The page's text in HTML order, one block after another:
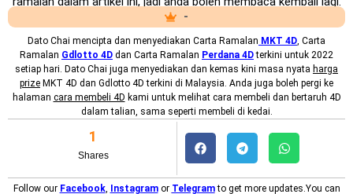
-
Dato Chai mencipta dan menyediakan Carta Ramalan MKT 4D , Carta
Ramalan Gdlotto 4D dan Carta Ramalan Perdana 4Dterkini untuk 2022
setiap hari. Dato Chai juga menyediakan dan kemas kini masa nyata harga
prize MKT 4D dan Gdlotto 4D terkini di Malaysia. Anda juga boleh pergi ke
halaman cara membeli 4D kami untuk melihat cara membeli dan bertaruh 4D
dalam talian, sama seperti membeli di kedai.
Shares
1
Follow our Facebook, Instagramor Telegramto get more updates.You can